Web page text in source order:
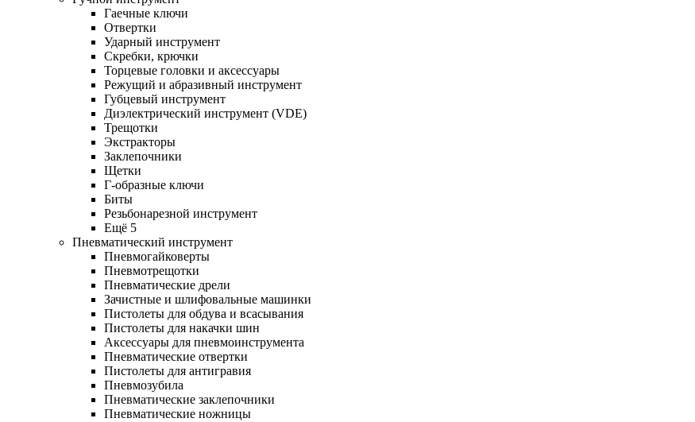
Гаечные ключи
Отвертки
Ударный инструмент
Скребки, крючки
Торцевые головки и аксессуары
Режущий и абразивный инструмент
Губцевый инструмент
Диэлектрический инструмент (VDE)
Трещотки
Экстракторы
Заклепочники
Щетки
Г-образные ключи
Биты
Резьбонарезной инструмент
Ещё 5
Пневматический инструмент
Пневмогайковерты
Пневмотрещотки
Пневматические дрели
Зачистные и шлифовальные машинки
Пистолеты для обдува и всасывания
Пистолеты для накачки шин
Аксессуары для пневмоинструмента
Пневматические отвертки
Пистолеты для антигравия
Пневмозубила
Пневматические заклепочники
Пневматические ножницы